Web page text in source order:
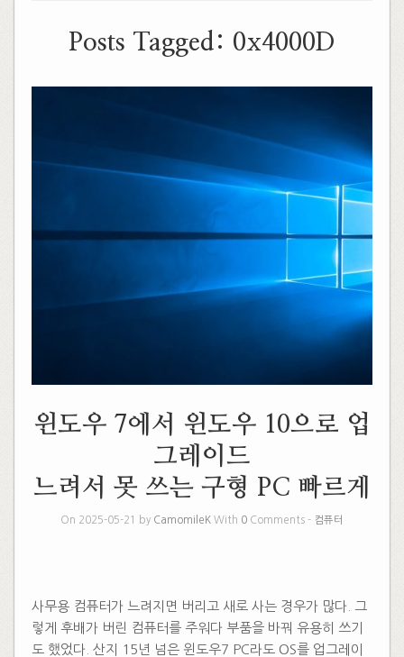
Posts Tagged: 0x4000D
윈도우 7에서 윈도우 10으로 업
그레이드
느려서 못 쓰는 구형 PC 빠르게
On 2025-05-21 by CamomileK With 0 Comments - 컴퓨터
사무용 컴퓨터가 느려지면 버리고 새로 사는 경우가 많다. 그
렇게 후배가 버린 컴퓨터를 주워다 부품을 바꿔 유용히 쓰기
도 했었다. 산지 15년 넘은 윈도우7 PC라도 OS를 업그레이